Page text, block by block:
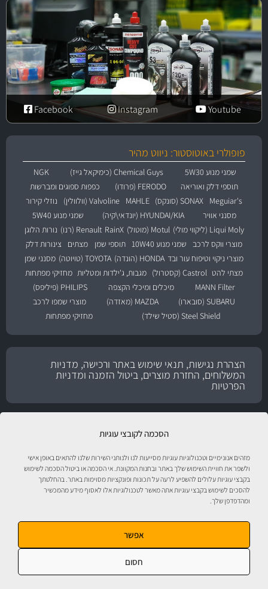
הסכמה לקובצי עוגיות
מזהים אנונימיים וטכנולוגיות עוגיות מסייעות לנו ולנותני השירות שלנו להתאים באופן אישי
ולשפר את חוויית השימוש שלך באתר ובחנות המקוונת. אי הסכמה או ביטול הסכמה לשימוש
בקבצי עוגיות עלולים להשפיע לרעה על תכונות ופונקציות מסוימות באתר. בהחלטתך
להסכים לשימוש בקבצי עוגיות אתה מאשר לטכנולוגיות אלו לאסוף מידע מהמכשיר
ומהדפדפן שלך.
אפשר
חסום
Youtube
Instagram
Facebook
פופולרי באוטוסטור: ניווט מהיר
שמני מנוע 5W30 Chemical Guys (כימיקאל גייז)
NGK
תוספי דלק ואוריאה
FERODO (פרודו)
כפפות ספוגים ומברשות
Meguiar's
SONAX (סונקס) MAHLE Valvoline (וולוולין)
נוזלי קירור
מסנני אוויר
HYUNDAI/KIA (יונדאי\קיה)
שמני מנוע 5W40
Liqui Moly (ליקווי מולי)
Motul (מוטול) RainX Renault (רנו)
נורות הלוגן
מוצרי ווקס לרכב
שמני מנוע 10W40 תוספי שמן מצתים
צינורות דלק
מוצרי ניקוי וטיפוח עור ובד HONDA (הונדה) TOYOTA (טויוטה)
מסנני שמן
מצתי להט Castrol (קסטרול) מגבות, ג'ילדות ומטליות מחזיקי מפתחות
MANN Filter
מיכלים ומיכלי הקצפה
PHILIPS (פיליפס)
SUBARU (סובארו)
MAZDA (מאזדה)
מוצרי שמפו לרכב
Steel Shield (סטיל שילד)
מחזיקי מפתחות
הצהרת נגישות, תנאי שימוש באתר ורכישה, מדניות
המשלוחים, החזרת מוצרים, ביטול הזמנה ומדניות
הפרטיות
אוטוסטור - ספורט מוטורי, חלקי חילוף, אביזרים, שמנים, נוזלים, חומרי עבודה ומוצרי